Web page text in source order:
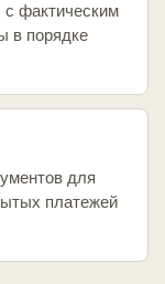
с фактическим
в порядке
для
платежей